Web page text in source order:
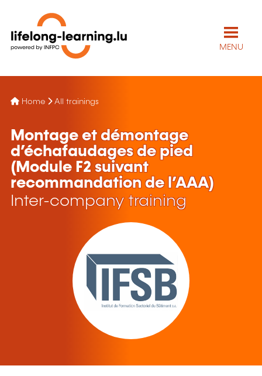
MENU
Home All trainings
Montage et démontage
d’échafaudages de pied
(Module F2 suivant
recommandation de l’AAA)
Inter-company training